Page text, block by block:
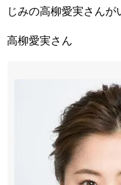
じみの高柳愛実さんが
高柳愛実さん